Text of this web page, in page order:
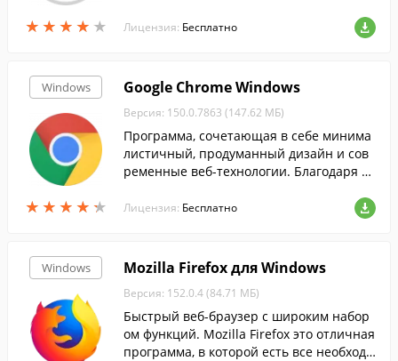
★ ★ ★ ★ ★
★ ★ ★ ★ ★
тивирус, синхронизация данных и др....
Лицензия: Бесплатно
Windows
★ ★ ★ ★ ★
★ ★ ★ ★ ★
Google Chrome Windows
Версия: 150.0.7863 (147.62 МБ)
Программа, сочетающая в себе минима
листичный, продуманный дизайн и сов
ременные веб-технологии. Благодаря эт
станет быстрым, безопасным и легким.
Лицензия: Бесплатно
Windows Mozilla Firefox для Windows
Версия: 152.0.4 (84.71 МБ)
Быстрый веб-браузер с широким набор
ом функций. Mozilla Firefox это отличная
программа, в которой есть все необходи